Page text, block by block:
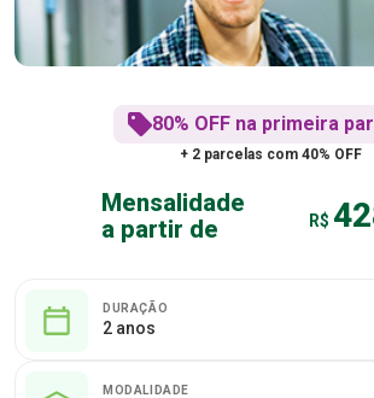
80% OFF na primeira
+ 2 parcelas com 40% OFF
Mensalidade
a partir de
R$
DURAÇÃO
2 anos
MODALIDADE